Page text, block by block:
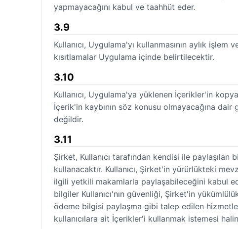
yapmayacağını kabul ve taahhüt eder.
3.9
Kullanıcı, Uygulama'yı kullanmasının aylık
kısıtlamalar Uygulama içinde belirtilecektir.
3.10
Kullanıcı, Uygulama'ya yüklenen İçerikler'in
İçerik'in kaybının söz konusu olmayacağına dair
değildir.
3.11
Şirket, Kullanıcı tarafından kendisi ile
kullanacaktır. Kullanıcı, Şirket'in yürürlükteki
ilgili yetkili makamlarla paylaşabileceğini kabul
bilgiler Kullanıcı'nın güvenliği, Şirket'in
ödeme bilgisi paylaşma gibi talep edilen
kullanıcılara ait İçerikler'i kullanmak istemesi